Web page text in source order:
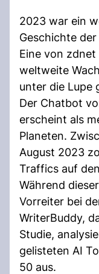
2023 war ein
Geschichte
Eine von
weltweite
unter die Lupe
Der Chatbot
erscheint als
Planeten.
August 2023
Traffics auf
Während
Vorreiter bei
WriterBuddy,
Studie,
gelisteten AI
50 aus.